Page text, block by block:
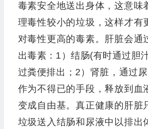
毒素安全地送出身体，这意味
理毒性较小的垃圾，这样才有
对毒性更高的毒素。肝脏会通
出毒素：1）结肠(有时通过胆
过粪便排出；2）肾脏，通过尿
作为不得已的手段，释放到血
变成自由基。真正健康的肝脏
垃圾送入结肠和尿液中以排出